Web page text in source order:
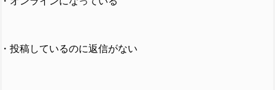
・投稿しているのに返信がない